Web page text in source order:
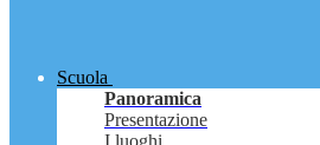
Scuola
Panoramica
Presentazione